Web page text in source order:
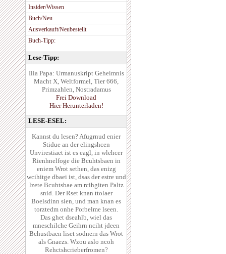
Insider/Wissen
Buch/Neu
Ausverkauft/Neubestellt
Buch-Tipp:
Lese-Tipp:
Ilia Papa: Urmanuskript Geheimnis
Macht X, Weltformel, Tier 666,
Primzahlen, Nostradamus
Frei Download
Hier Herunterladen!
LESE-ESEL:
Kannst du lesen? Afugrnud enier
Stidue an der elingshcen
Unvirestiaet ist es eagl, in wlehcer
Rienhnelfoge die Bcuhtsbaen in
eniem Wrot sethen, das enizg
wcihitge dbaei ist, dsas der estre und
lzete Bcuhtsbae am rcihgiten Paltz
snid. Der Rset knan ttolaer
Boelsdinn sien, und man knan es
torztedm onhe Porbelme lseen.
Das ghet dseahlb, wiel das
mneschilche Geihrn nciht jdeen
Bchustbaen liset sodnern das Wrot
als Gnaezs. Wzou aslo ncoh
Rehctshcrieberfromen?